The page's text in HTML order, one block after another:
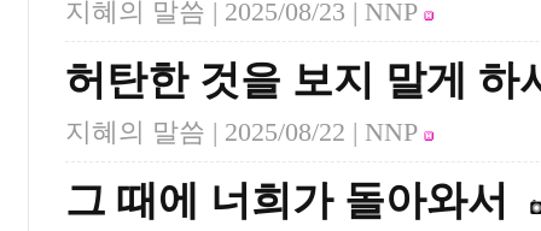
지혜의 말씀 | 2025/08/23 | NNP
허탄한 것을 보지 말게 하
지혜의 말씀 | 2025/08/22 | NNP
그 때에 너희가 돌아와서